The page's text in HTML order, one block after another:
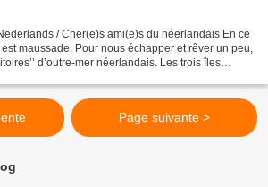
/ Cher(e)s ami(e)s du néerlandais En ce
maussade. Pour nous échapper et rêver un peu,
d’outre-mer néerlandais. Les trois îles
Page suivante >